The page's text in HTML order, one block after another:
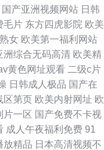
国产亚洲视频网站 日韩
毛片 东方四虎影院 欧美
女 欧美第一福利网站
洲综合无码高清 欧美精
黄色网址观看 二级c片
日韩成人极品 国产在
区第页 欧美内射网址 欧
片一区 国产免费不卡视
成人午夜福利免费 91
放精品 日本高清视频不